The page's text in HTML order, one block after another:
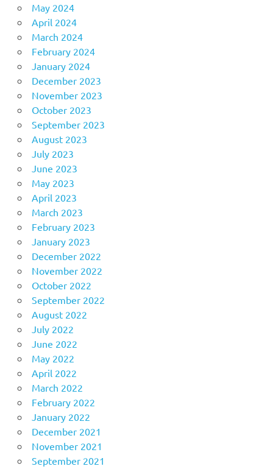
May 2024
April 2024
March 2024
February 2024
January 2024
December 2023
November 2023
October 2023
September 2023
August 2023
July 2023
June 2023
May 2023
April 2023
March 2023
February 2023
January 2023
December 2022
November 2022
October 2022
September 2022
August 2022
July 2022
June 2022
May 2022
April 2022
March 2022
February 2022
January 2022
December 2021
November 2021
September 2021